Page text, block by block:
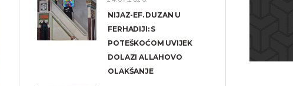
NIJAZ-EF. DUZAN U
FERHADIJI: S
POTEŠKOĆOM UVIJEK
DOLAZI ALLAHOVO
OLAKŠANJE